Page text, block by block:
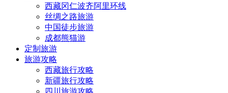
西藏冈仁波齐阿里环线
丝绸之路旅游
中国徒步旅游
成都熊猫游
定制旅游
旅游攻略
西藏旅行攻略
新疆旅行攻略
四川旅游攻略